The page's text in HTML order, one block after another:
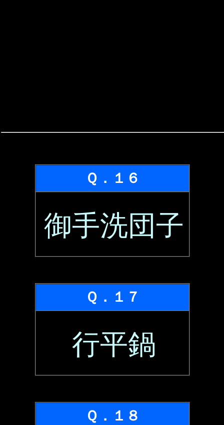
Ｑ．１６
御手洗団子
Ｑ．１７
行平鍋
Ｑ．１８